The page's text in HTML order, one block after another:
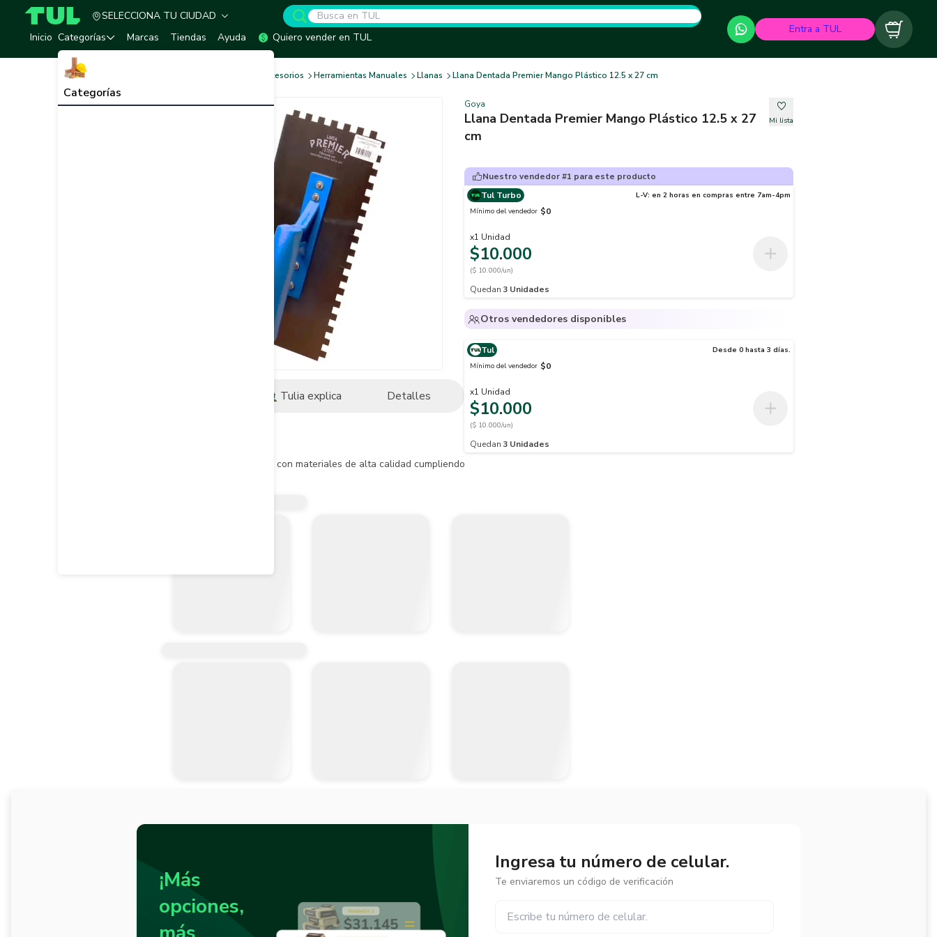
TUL - Tu Marketplace de Construcción
SELECCIONA TU CIUDAD
Inicio Categorías
Categorías
Marcas Tiendas Ayuda Quiero vender en TUL
Entra a TUL Carrito
Herramientas, Equipos y Accesorios Herramientas Manuales Llanas Llana Dentada Premier Mango Plástico 12.5 x 27 cm
Tulia explica Detalles
- Este producto es elaborado con materiales de alta calidad cumpliendo estándares internacionales
- Cuando utilice este producto se recomienda el uso de elementos se seguridad
Goya
Llana Dentada Premier Mango Plástico 12.5 x 27
cm
Mi lista
Nuestro vendedor #1 para este producto
Tul Turbo
L-V: en 2 horas en compras entre 7am-4pm
Mínimo del vendedor $0
x1 Unidad
$10.000
($ 10.000/un)
Quedan 3 Unidades
Otros vendedores disponibles
Tul
Desde 0 hasta 3 días.
Mínimo del vendedor $0
x1 Unidad
$10.000
($ 10.000/un)
Quedan 3 Unidades
¡Más
opciones,
Ingresa tu número de celular.
Te enviaremos un código de verificación